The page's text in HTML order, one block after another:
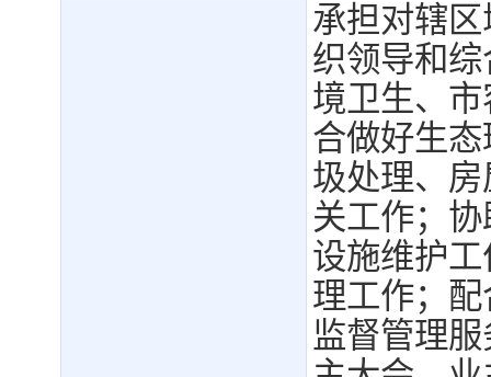
承担对辖
织领导和
境卫生、
合做好生
圾处理、
关工作；
设施维护
理工作；
监督管理